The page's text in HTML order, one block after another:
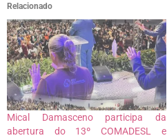
Relacionado
Mical Damasceno participa da
abertura do 13º COMADESL e